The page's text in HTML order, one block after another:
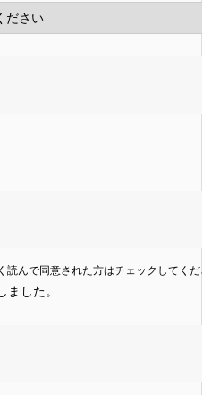
読んで同意された方はチェックしてくださ
した。